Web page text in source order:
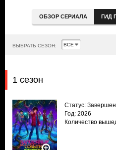
ОБЗОР СЕРИАЛА ГИД
ВЫБРАТЬ СЕЗОН:
1 сезон
Статус: Завершен
Год: 2026
Количество